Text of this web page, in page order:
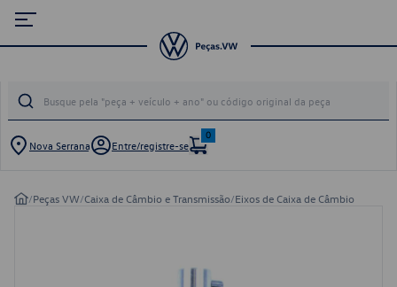
Nova Serrana Entre/registre-se
0
/Peças VW/Caixa de Câmbio e Transmissão/Eixos de Caixa de Câmbio